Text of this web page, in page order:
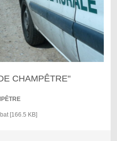
CHAMPÊTRE"
[166.5 KB]